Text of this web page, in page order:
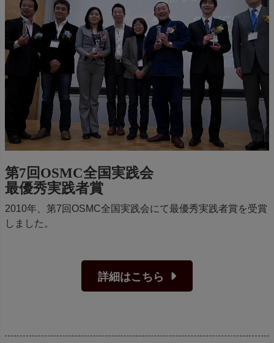
第7回OSMC全国実践会
最優秀実践者賞
2010年、第7回OSMC全国実践会にて最優秀実践者賞を受賞
しました。
詳細はこちら